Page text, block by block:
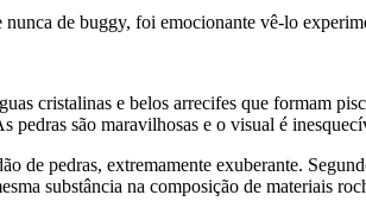
de buggy, foi emocionante vê-lo
cristalinas e belos arrecifes que formam
são maravilhosas e o visual é
de pedras, extremamente exuberante.
substância na composição de materiais